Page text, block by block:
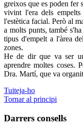
greixos que es poden fer
vivint l'era dels
l'estètica facial. Però al
a molts punts, també
tipus d'empelt a l'àrea
zones.
He de dir que va ser
aprendre moltes coses.
Dra. Martí, que va
Tuiteja-ho
Tornar al principi
Darrers consells